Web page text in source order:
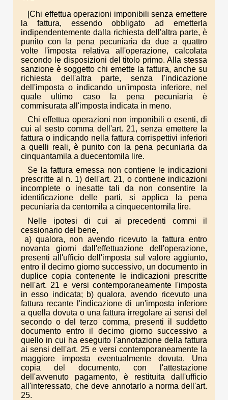
[Chi effettua operazioni imponibili senza emettere
la fattura, essendo obbligato ad emetterla
indipendentemente dalla richiesta dell'altra parte, è
punito con la pena pecuniaria da due a quattro
volte l'imposta relativa all'operazione, calcolata
secondo le disposizioni del titolo primo. Alla stessa
sanzione è soggetto chi emette la fattura, anche su
richiesta dell'altra parte, senza l'indicazione
dell'imposta o indicando un'imposta inferiore, nel
quale ultimo caso la pena pecuniaria è
commisurata all'imposta indicata in meno.
Chi effettua operazioni non imponibili o esenti, di
cui al sesto comma dell'art. 21, senza emettere la
fattura o indicando nella fattura corrispettivi inferiori
a quelli reali, è punito con la pena pecuniaria da
cinquantamila a duecentomila lire.
Se la fattura emessa non contiene le indicazioni
prescritte al n. 1) dell'art. 21, o contiene indicazioni
incomplete o inesatte tali da non consentire la
identificazione delle parti, si applica la pena
pecuniaria da centomila a cinquecentomila lire.
Nelle ipotesi di cui ai precedenti commi il
cessionario del bene,
a) qualora, non avendo ricevuto la fattura entro
novanta giorni dall'effettuazione dell'operazione,
presenti all'ufficio dell'imposta sul valore aggiunto,
entro il decimo giorno successivo, un documento in
duplice copia contenente le indicazioni prescritte
nell'art. 21 e versi contemporaneamente l'imposta
in esso indicata; b) qualora, avendo ricevuto una
fattura recante l'indicazione di un'imposta inferiore
a quella dovuta o una fattura irregolare ai sensi del
secondo o del terzo comma, presenti il suddetto
documento entro il decimo giorno successivo a
quello in cui ha eseguito l'annotazione della fattura
ai sensi dell'art. 25 e versi contemporaneamente la
maggiore imposta eventualmente dovuta. Una
copia del documento, con l'attestazione
dell'avvenuto pagamento, è restituita dall'ufficio
all'interessato, che deve annotarlo a norma dell'art.
25.